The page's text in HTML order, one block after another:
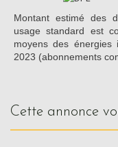
Montant estimé des
usage standard est
moyens des
2023 (abonnements
cette annonce